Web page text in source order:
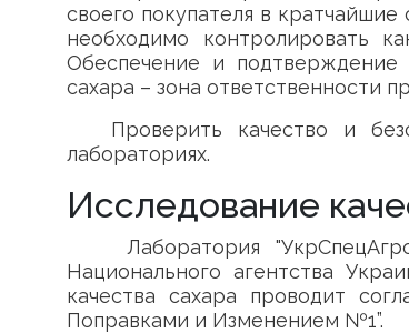
своего покупателя в
необходимо контролировать
Обеспечение и
сахара – зона ответственности
Проверить качество и
лабораториях.
Исследование
Лаборатория
Национального агентства
качества сахара проводит
Поправками и Изменением №1”.